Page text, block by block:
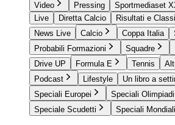
Video Pressing Sportmediaset
Live
Diretta Calcio
Risultati e
News Live
Calcio Coppa Italia
Probabili Formazioni
Squadre
Drive UP
Formula E Tennis
Podcast
Lifestyle
Un libro a
Speciali Europei
Speciali Olimpiadi
Speciale Scudetti
Speciali Mondiali